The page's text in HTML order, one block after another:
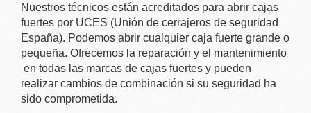
Nuestros técnicos están acreditados para abrir cajas
fuertes por UCES (Unión de cerrajeros de seguridad
España). Podemos abrir cualquier caja fuerte grande o
pequeña. Ofrecemos la reparación y el mantenimiento
en todas las marcas de cajas fuertes y pueden
realizar cambios de combinación si su seguridad ha
sido comprometida.